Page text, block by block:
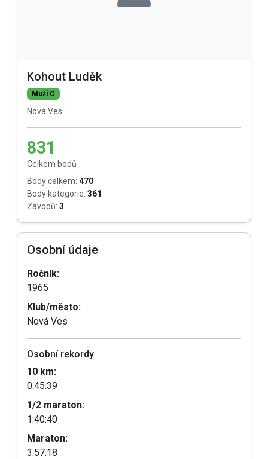
Kohout Luděk
Muži C
Nová Ves
831
Celkem bodů
Body celkem: 470
Body kategorie: 361
Závodů: 3
Osobní údaje
Ročník:
1965
Klub/město:
Nová Ves
Osobní rekordy
10 km:
0:45:39
1/2 maraton:
1:40:40
Maraton:
3:57:18